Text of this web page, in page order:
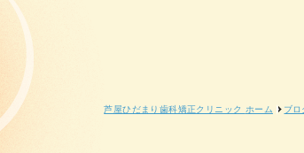
芦屋ひだまり歯科矯正クリニック ホーム ブロ